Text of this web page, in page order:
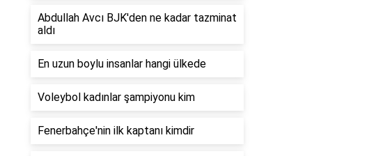
Abdullah Avcı BJK'den ne kadar tazminat
aldı
En uzun boylu insanlar hangi ülkede
Voleybol kadınlar şampiyonu kim
Fenerbahçe'nin ilk kaptanı kimdir